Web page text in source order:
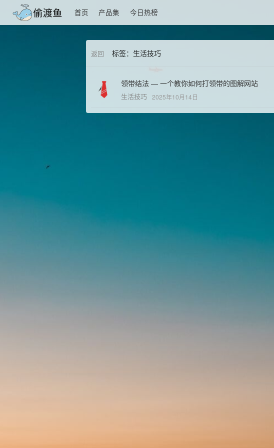
首页 产品集 今日热榜
返回 标签：生活技巧
领带结法 — 一个教你如何打领带的图解网站
生活技巧 2025年10月14日